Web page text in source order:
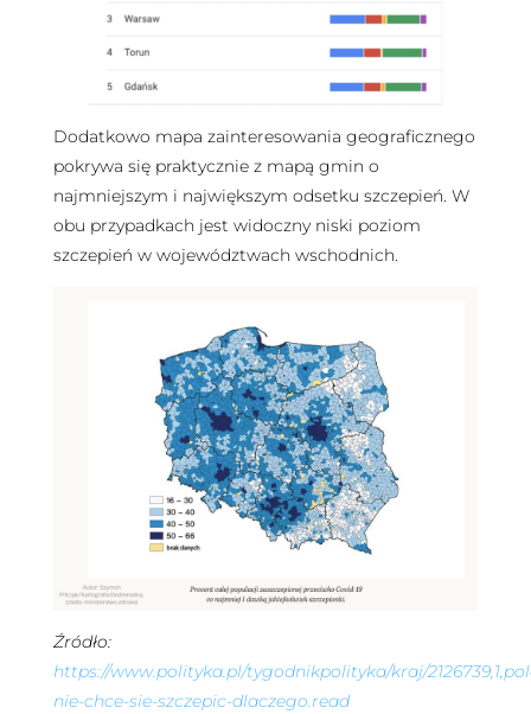
Dodatkowo mapa zainteresowania geograficznego
pokrywa się praktycznie z mapą gmin o
najmniejszym i największym odsetku szczepień. W
obu przypadkach jest widoczny niski poziom
szczepień w województwach wschodnich.
Źródło:
https://www.polityka.pl/tygodnikpolityka/kraj/
nie-chce-sie-szczepic-dlaczego.read